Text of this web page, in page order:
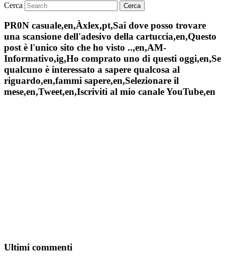
Cerca
PR0N casuale,en,Àxlex,pt,Sai dove posso trovare
una scansione dell'adesivo della cartuccia,en,Questo
post è l'unico sito che ho visto ..,en,AM-
Informativo,ig,Ho comprato uno di questi oggi,en,Se
qualcuno è interessato a sapere qualcosa al
riguardo,en,fammi sapere,en,Selezionare il
mese,en,Tweet,en,Iscriviti al mio canale YouTube,en
Ultimi commenti